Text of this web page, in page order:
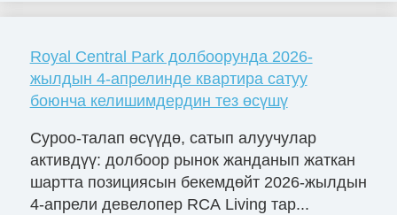
Royal Central Park долбоорунда 2026-
жылдын 4-апрелинде квартира сатуу
боюнча келишимдердин тез өсүшү
Суроо-талап өсүүдө, сатып алуучулар
активдүү: долбоор рынок жанданып жаткан
шартта позициясын бекемдөйт 2026-жылдын
4-апрели девелопер RCA Living тар...